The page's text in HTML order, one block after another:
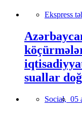
Ekspress
suallar
Social, 05